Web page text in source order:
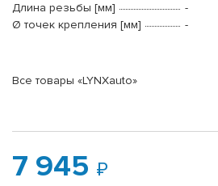
Длина резьбы [мм]
-
Ø точек крепления [мм]
-
Все товары «LYNXauto»
7 945